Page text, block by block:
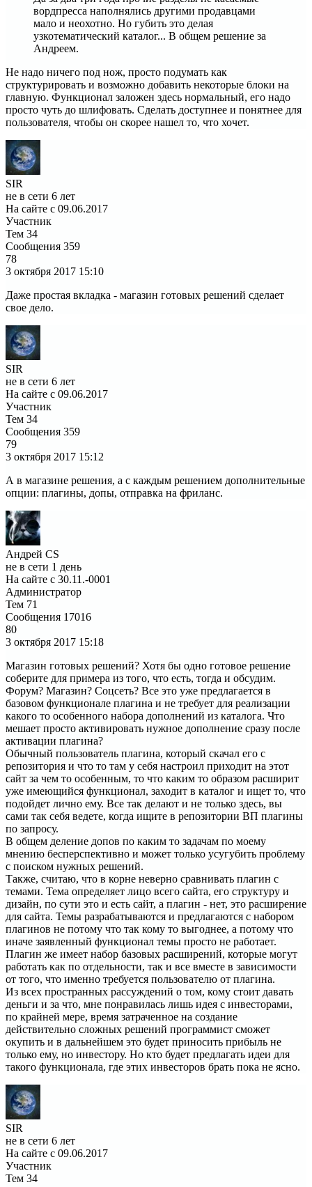
вордпресса наполнялись другими продавцами
мало и неохотно. Но губить это делая
узкотематический каталог... В общем решение за
Андреем.
Не надо ничего под нож, просто подумать как
структурировать и возможно добавить некоторые блоки на
главную. Функционал заложен здесь нормальный, его надо
просто чуть до шлифовать. Сделать доступнее и понятнее для
пользователя, чтобы он скорее нашел то, что хочет.
SIR
не в сети 6 лет
На сайте с 09.06.2017
Участник
Тем 34
Сообщения 359
78
3 октября 2017 15:10
Даже простая вкладка - магазин готовых решений сделает
свое дело.
SIR
не в сети 6 лет
На сайте с 09.06.2017
Участник
Тем 34
Сообщения 359
79
3 октября 2017 15:12
А в магазине решения, а с каждым решением дополнительные
опции: плагины, допы, отправка на фриланс.
Андрей CS
не в сети 1 день
На сайте с 30.11.-0001
Администратор
Тем 71
Сообщения 17016
80
3 октября 2017 15:18
Магазин готовых решений? Хотя бы одно готовое решение
соберите для примера из того, что есть, тогда и обсудим.
Форум? Магазин? Соцсеть? Все это уже предлагается в
базовом функционале плагина и не требует для реализации
какого то особенного набора дополнений из каталога. Что
мешает просто активировать нужное дополнение сразу после
активации плагина?
Обычный пользователь плагина, который скачал его с
репозитория и что то там у себя настроил приходит на этот
сайт за чем то особенным, то что каким то образом расширит
уже имеющийся функционал, заходит в каталог и ищет то, что
подойдет лично ему. Все так делают и не только здесь, вы
сами так себя ведете, когда ищите в репозитории ВП плагины
по запросу.
В общем деление допов по каким то задачам по моему
мнению бесперспективно и может только усугубить проблему
с поиском нужных решений.
Также, считаю, что в корне неверно сравнивать плагин с
темами. Тема определяет лицо всего сайта, его структуру и
дизайн, по сути это и есть сайт, а плагин - нет, это расширение
для сайта. Темы разрабатываются и предлагаются с набором
плагинов не потому что так кому то выгоднее, а потому что
иначе заявленный функционал темы просто не работает.
Плагин же имеет набор базовых расширений, которые могут
работать как по отдельности, так и все вместе в зависимости
от того, что именно требуется пользователю от плагина.
Из всех пространных рассуждений о том, кому стоит давать
деньги и за что, мне понравилась лишь идея с инвесторами,
по крайней мере, время затраченное на создание
действительно сложных решений программист сможет
окупить и в дальнейшем это будет приносить прибыль не
только ему, но инвестору. Но кто будет предлагать идеи для
такого функционала, где этих инвесторов брать пока не ясно.
SIR
не в сети 6 лет
На сайте с 09.06.2017
Участник
Тем 34